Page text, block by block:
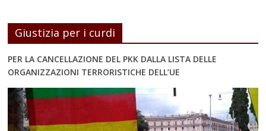
Giustizia per i curdi
PER LA CANCELLAZIONE DEL PKK DALLA LISTA DELLE
ORGANIZZAZIONI TERRORISTICHE DELL’UE